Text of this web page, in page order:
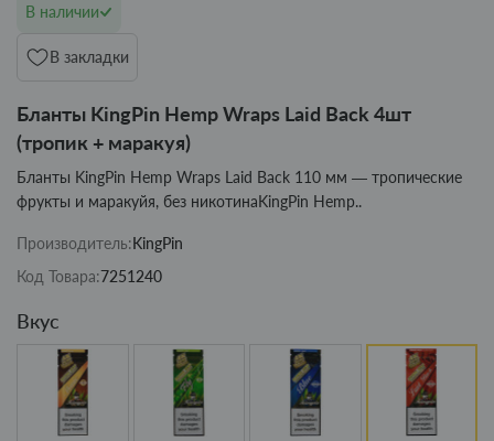
В наличии
В закладки
Бланты KingPin Hemp Wraps Laid Back 4шт
(тропик + маракуя)
Бланты KingPin Hemp Wraps Laid Back 110 мм — тропические
фрукты и маракуйя, без никотинаKingPin Hemp..
Производитель:KingPin
Код Товара:7251240
Вкус